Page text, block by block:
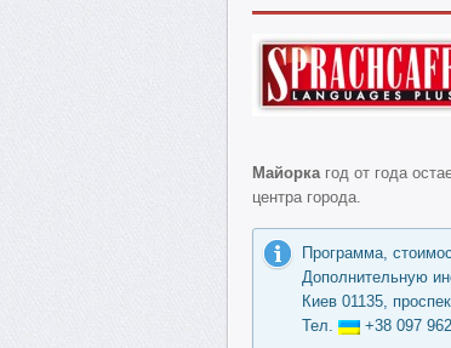
Майоркагод от года
центра города.
Программа,
Дополнительную
Киев 01135,
Тел.
+38 097